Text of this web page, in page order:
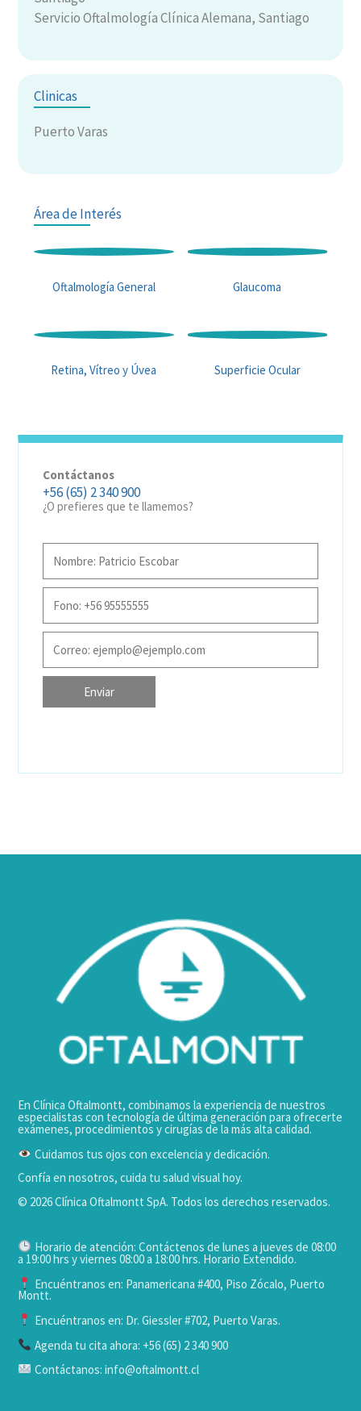
Servicio Oftalmología Clínica Alemana, Santiago
Clinicas
Puerto Varas
Área de Interés
Oftalmología General Glaucoma
Retina, Vítreo y Úvea Superficie Ocular
Contáctanos
+56 (65) 2 340 900
¿O prefieres que te llamemos?
En Clínica Oftalmontt, combinamos la experiencia de nuestros
especialistas con tecnología de última generación para ofrecerte
exámenes, procedimientos y cirugías de la más alta calidad.
Cuidamos tus ojos con excelencia y dedicación.
Confía en nosotros, cuida tu salud visual hoy.
© 2026 Clínica Oftalmontt SpA. Todos los derechos reservados.
Horario de atención: Contáctenos de lunes a jueves de 08:00
a 19:00 hrs y viernes 08:00 a 18:00 hrs. Horario Extendido.
Encuéntranos en: Panamericana #400, Piso Zócalo, Puerto
Montt.
Encuéntranos en: Dr. Giessler #702, Puerto Varas.
Agenda tu cita ahora: +56 (65) 2 340 900
Contáctanos: info@oftalmontt.cl